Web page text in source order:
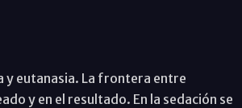
y eutanasia. La frontera entre
y en el resultado. En la sedación se